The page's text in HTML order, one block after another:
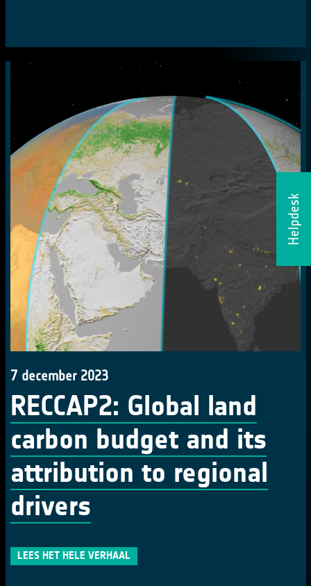
Helpdesk
7 december 2023
RECCAP2: Global land
carbon budget and its
attribution to regional
drivers
LEES HET HELE VERHAAL